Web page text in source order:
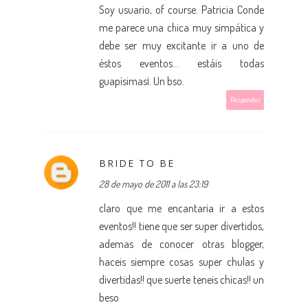
Soy usuario, of course. Patricia Conde
me parece una chica muy simpática y
debe ser muy excitante ir a uno de
éstos eventos... estáis todas
guapísimas¡. Un bso.
Responder
BRIDE TO BE
28 de mayo de 2011 a las 23:19
claro que me encantaria ir a estos
eventos!! tiene que ser super divertidos,
ademas de conocer otras blogger,
haceis siempre cosas super chulas y
divertidas!! que suerte teneis chicas!! un
beso